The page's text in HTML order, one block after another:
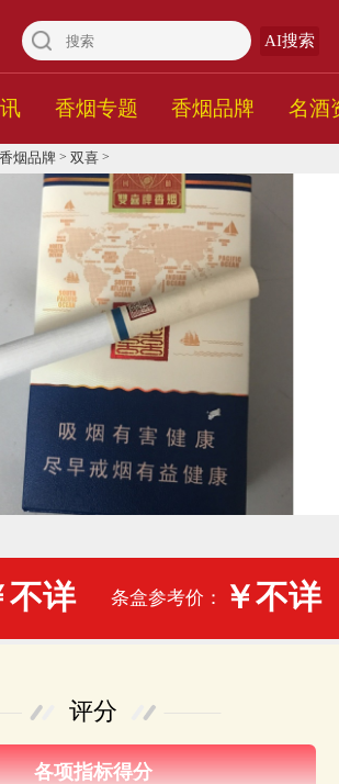
AI搜索
香烟专题 香烟品牌 名酒
香烟品牌 > 双喜>
不详 条盒参考价： ￥不详
评分
各项指标得分